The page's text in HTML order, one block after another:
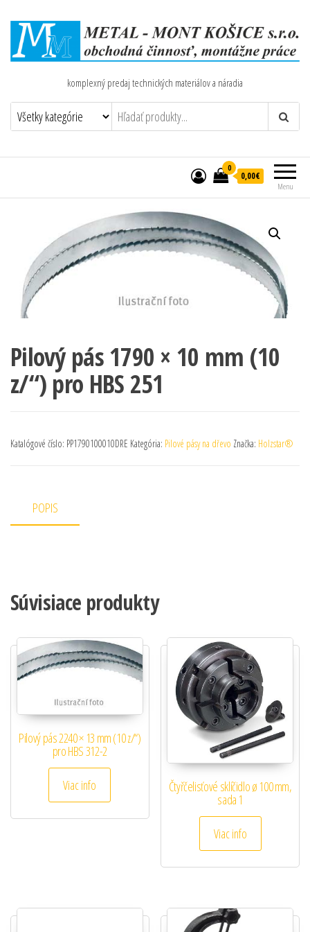
komplexný predaj technických materiálov a náradia
Menu
0
0,00€
Pilový pás 1790 × 10 mm (10
z/“) pro HBS 251
Katalógové číslo: PP1790100010DRE Kategória: Pilové pásy na dřevo Značka: Holzstar®
POPIS
Súvisiace produkty
Pilový pás 2240 × 13 mm (10 z/“)
pro HBS 312-2
Viac info Čtyřčelisťové sklíčidlo ø 100 mm,
sada 1
Viac info